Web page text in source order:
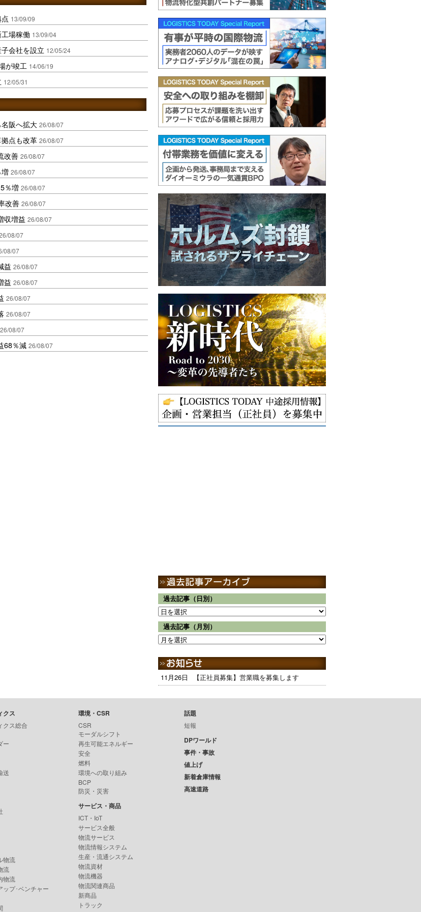
13/09/09
場稼働 13/09/04
会社を設立 12/05/24
が竣工 14/06/19
12/05/31
阪へ拡大 26/08/07
点も改革 26/08/07
改善 26/08/07
26/08/07
％増 26/08/07
改善 26/08/07
収増益 26/08/07
08/07
08/07
益 26/08/07
益 26/08/07
26/08/07
26/08/07
26/08/07
68％減 26/08/07
過去記事（日別）
過去記事（月別）
11月26日 【正社員募集】営業職を募集します
クス
クス総合
ー
送
物流
流
物流
ップ･ベンチャー
環境・CSR
CSR
モーダルシフト
再生可能エネルギー
安全
燃料
環境への取り組み
BCP
防災・災害
サービス・商品
ICT・IoT
サービス全般
物流サービス
物流情報システム
生産・流通システム
物流資材
物流機器
物流関連商品
新商品
トラック
話題
短報
DPワールド
事件・事故
値上げ
新着倉庫情報
高速道路